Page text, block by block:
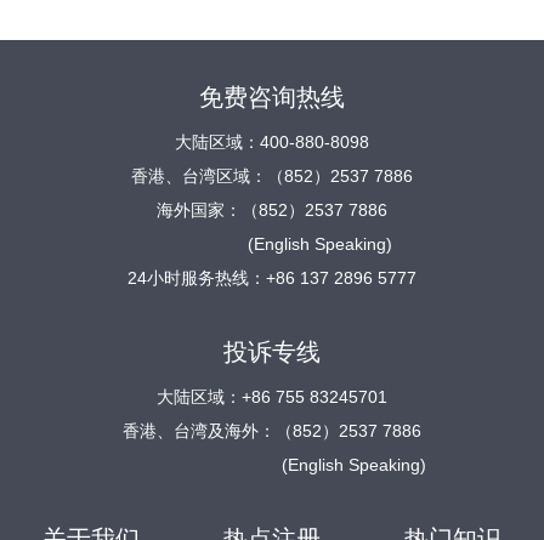
免费咨询热线
大陆区域：400-880-8098
香港、台湾区域：（852）2537 7886
海外国家：（852）2537 7886
(English Speaking)
24小时服务热线：+86 137 2896 5777
投诉专线
大陆区域：+86 755 83245701
香港、台湾及海外：（852）2537 7886
(English Speaking)